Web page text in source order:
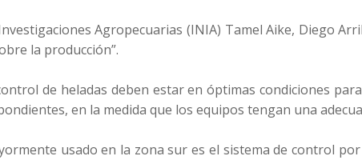
Agropecuarias (INIA) Tamel Aike, Diego
la producción”.
de heladas deben estar en óptimas condiciones
en la medida que los equipos tengan una
usado en la zona sur es el sistema de control